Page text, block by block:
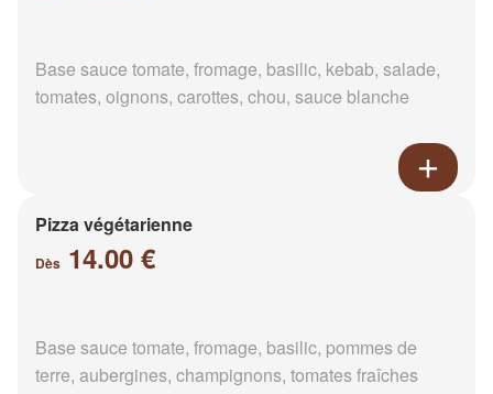
Base sauce tomate, fromage, basilic, kebab, salade,
tomates, oignons, carottes, chou, sauce blanche
Pizza végétarienne
Dès 14.00 €
Base sauce tomate, fromage, basilic, pommes de
terre, aubergines, champignons, tomates fraîches